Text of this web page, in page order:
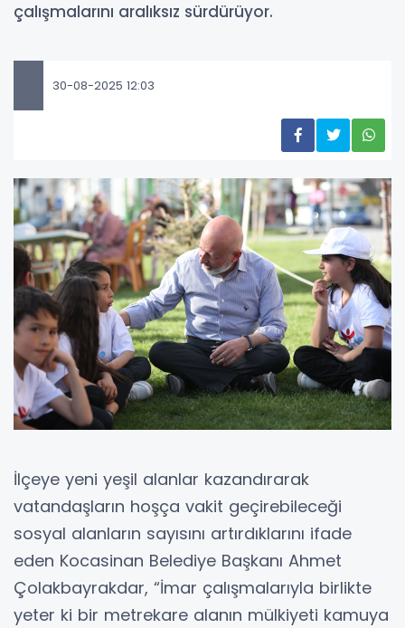
çalışmalarını aralıksız sürdürüyor.
30-08-2025 12:03
İlçeye yeni yeşil alanlar kazandırarak
vatandaşların hoşça vakit geçirebileceği
sosyal alanların sayısını artırdıklarını ifade
eden Kocasinan Belediye Başkanı Ahmet
Çolakbayrakdar, “İmar çalışmalarıyla birlikte
yeter ki bir metrekare alanın mülkiyeti kamuya